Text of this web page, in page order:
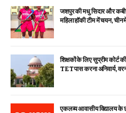
जशपुर की मधु सिदार और
महिला हॉकी टीम में चयन, चीन
शिक्षकों के लिए सुप्रीम
TET पास करना अनिवार्य,
एकलव्य आवासीय विद्यालय के